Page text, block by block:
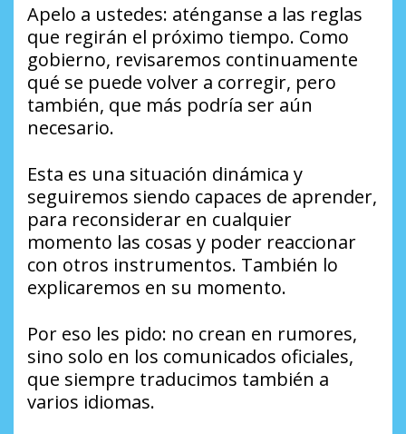
Apelo a ustedes: aténganse a las reglas
que regirán el próximo tiempo. Como
gobierno, revisaremos continuamente
qué se puede volver a corregir, pero
también, que más podría ser aún
necesario.
Esta es una situación dinámica y
seguiremos siendo capaces de aprender,
para reconsiderar en cualquier
momento las cosas y poder reaccionar
con otros instrumentos. También lo
explicaremos en su momento.
Por eso les pido: no crean en rumores,
sino solo en los comunicados oficiales,
que siempre traducimos también a
varios idiomas.